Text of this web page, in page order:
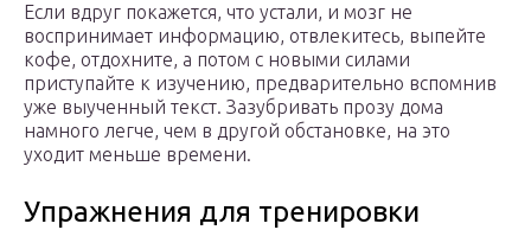
Если вдруг покажется, что устали, и мозг не
воспринимает информацию, отвлекитесь, выпейте
кофе, отдохните, а потом с новыми силами
приступайте к изучению, предварительно вспомнив
уже выученный текст. Зазубривать прозу дома
намного легче, чем в другой обстановке, на это
уходит меньше времени.
Упражнения для тренировки